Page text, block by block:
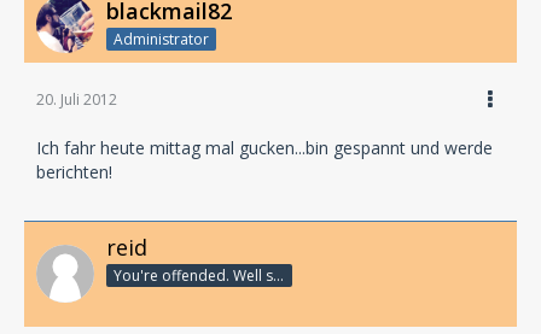
blackmail82
Administrator
20. Juli 2012
Ich fahr heute mittag mal gucken...bin gespannt und werde
berichten!
reid
You're offended. Well so fucking what?